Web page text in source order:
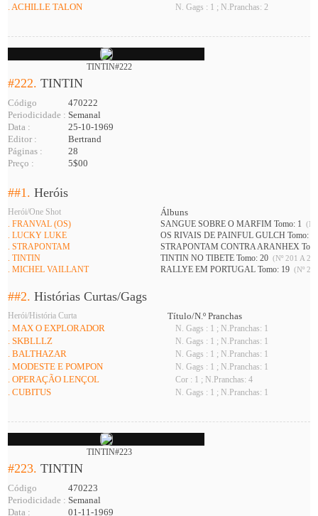
. ACHILLE TALON N. Gags : 1 ; N.Pranchas: 2
TINTIN#222
#222.TINTIN
Código
470222
Periodicidade : Semanal
Data :
25-10-1969
Editor :
Bertrand
Páginas :
28
Preço :
5$00
##1.Heróis
Herói/One Shot Álbuns
. FRANVAL (OS) SANGUE SOBRE O MARFIM Tomo: 1
. LUCKY LUKE
OS RIVAIS DE PAINFUL GULCH Tomo:
. STRAPONTAM
STRAPONTAM CONTRA ARANHEX
. TINTIN
TINTIN NO TIBETE Tomo: 20 (Nº 201 A
. MICHEL VAILLANT RALLYE EM PORTUGAL Tomo: 19 (Nº
##2.Histórias Curtas/Gags
Herói/História Curta
Título/N.º Pranchas
. MAX O EXPLORADOR
N. Gags : 1 ; N.Pranchas: 1
. SKBLLLZ N. Gags : 1 ; N.Pranchas: 1
. BALTHAZAR N. Gags : 1 ; N.Pranchas: 1
. MODESTE E POMPON N. Gags : 1 ; N.Pranchas: 1
. OPERAÇÃO LENÇOL Cor : 1 ; N.Pranchas: 4
. CUBITUS N. Gags : 1 ; N.Pranchas: 1
TINTIN#223
#223.TINTIN
Código
470223
Periodicidade : Semanal
Data :
01-11-1969